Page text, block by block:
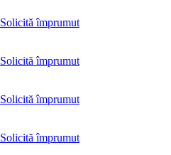
Solicită împrumut
Solicită împrumut
Solicită împrumut
Solicită împrumut